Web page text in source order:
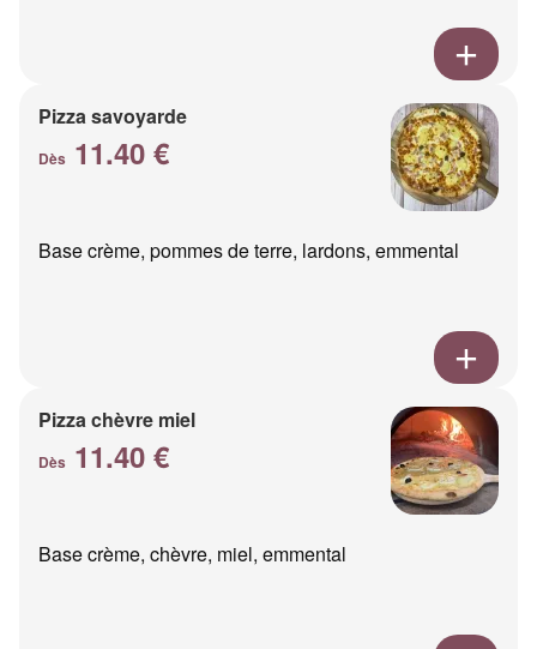
Pizza savoyarde
Dès 11.40 €
Base crème, pommes de terre, lardons, emmental
Pizza chèvre miel
Dès 11.40 €
Base crème, chèvre, miel, emmental